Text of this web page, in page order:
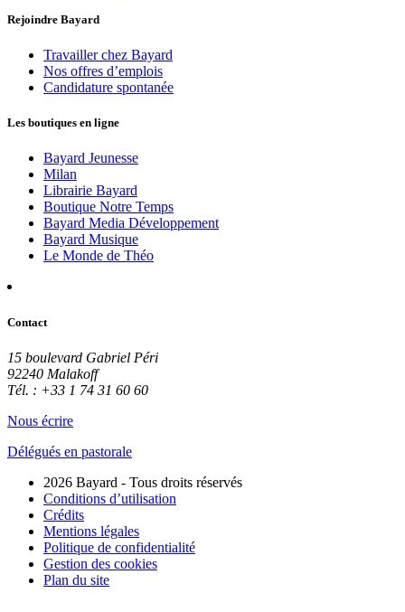
Rejoindre Bayard
Travailler chez Bayard
Nos offres d’emplois
Candidature spontanée
Les boutiques en ligne
Bayard Jeunesse
Milan
Librairie Bayard
Boutique Notre Temps
Bayard Media Développement
Bayard Musique
Le Monde de Théo
Contact
15 boulevard Gabriel Péri
92240 Malakoff
Tél. : +33 1 74 31 60 60
Nous écrire
Délégués en pastorale
2026 Bayard - Tous droits réservés
Conditions d’utilisation
Crédits
Mentions légales
Politique de confidentialité
Gestion des cookies
Plan du site